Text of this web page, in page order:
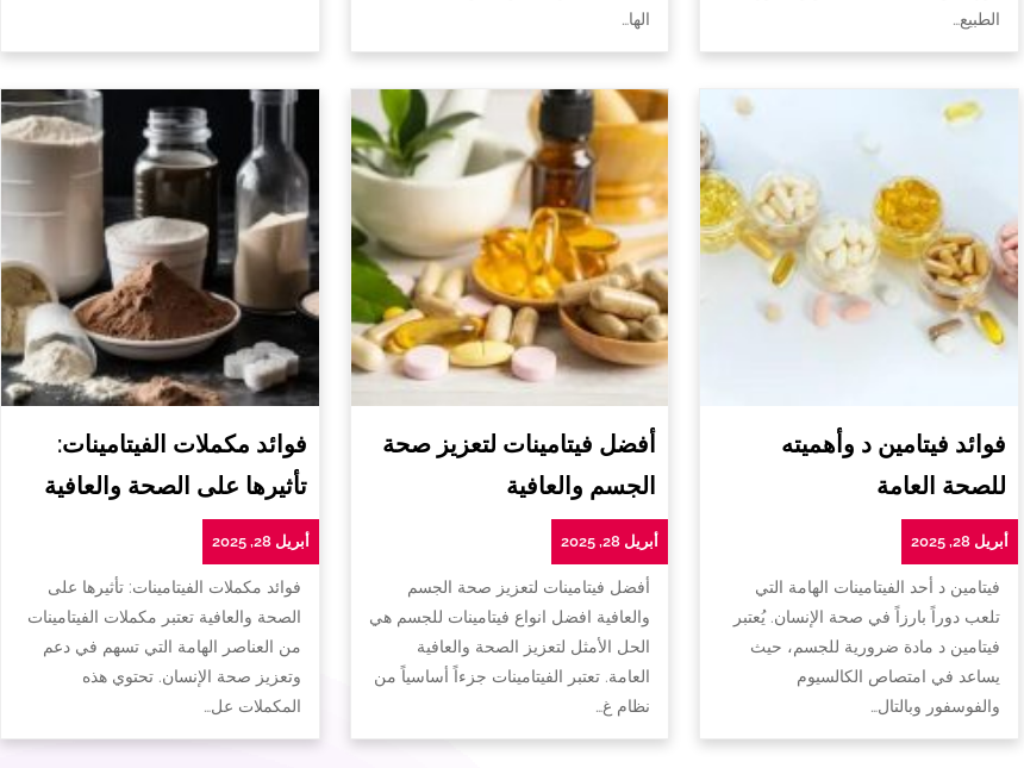
الطبيع…
الها…
فوائد فيتامين د وأهميته
للصحة العامة
أبريل 28, 2025
فيتامين د أحد الفيتامينات الهامة التي
تلعب دوراً بارزاً في صحة الإنسان. يُعتبر
فيتامين د مادة ضرورية للجسم، حيث
يساعد في امتصاص الكالسيوم
والفوسفور وبالتال…
أفضل فيتامينات لتعزيز صحة
الجسم والعافية
أبريل 28, 2025
أفضل فيتامينات لتعزيز صحة الجسم
والعافية افضل انواع فيتامينات للجسم هي
الحل الأمثل لتعزيز الصحة والعافية
العامة. تعتبر الفيتامينات جزءاً أساسياً من
نظام غ…
فوائد مكملات الفيتامينات:
تأثيرها على الصحة والعافية
أبريل 28, 2025
فوائد مكملات الفيتامينات: تأثيرها على
الصحة والعافية تعتبر مكملات الفيتامينات
من العناصر الهامة التي تسهم في دعم
وتعزيز صحة الإنسان. تحتوي هذه
المكملات عل…